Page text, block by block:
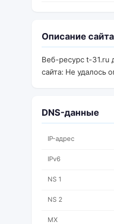
Описание сайта
Веб-ресурс t-31.ru
сайта: Не удалось
DNS-данные
IP-адрес
IPv6
NS 1
NS 2
MX